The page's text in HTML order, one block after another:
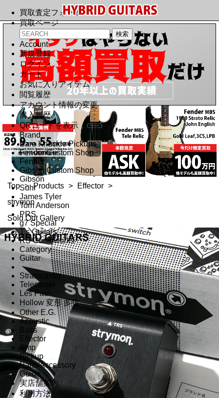
買取査定フォーム
買取ページ
Account
新規登録
ログイン
カート
お気に入りアイテム
閲覧履歴
アカウント情報の変更
購入履歴
QRコードを表示
Brand
Bare Knuckle Pickups
Fender Custom Shop
Fender
Gibson Custom Shop
Gibson
Suhr
James Tyler
Tom Anderson
PRS
g7 Special
T's Guitars
RS Guitarworks
Category
Guitar
Stratocaster
Telecaster
Les Paul
Hollow 変形 多弦
Other E.G.
Acoustic
Bass
Effector
Amp
Pickup
Parts/Accessory
Guide
実店舗案内
利用方法
Top > Products > Effector >
strymon
Sold Out Gallery